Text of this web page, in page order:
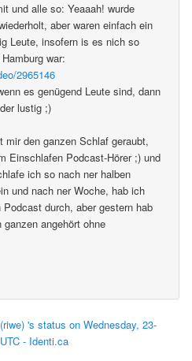
und alle so: Yeaaah! wurde
aber waren einfach ein
Leute, insofern is es nich so
war:
2965146
es genügend Leute sind, dann
lustig ;)
mir den ganzen Schlaf geraubt,
Einschlafen Podcast-Hörer ;) und
ich so nach ner halben
und nach ner Woche, hab ich
Podcast durch, aber gestern hab
ganzen angehört ohne
's status on Wednesday, 23-
- Identi.ca